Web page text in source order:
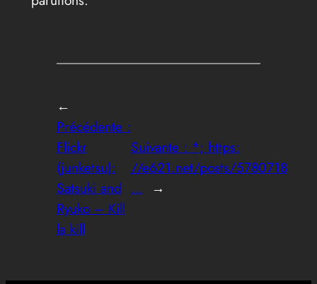
←
Précédente :
Flickr
(junketsu):
Satsuki and
Ryuko – Kill
la kill
Suivante : *; https:
//e621.net/posts/5780718
… →